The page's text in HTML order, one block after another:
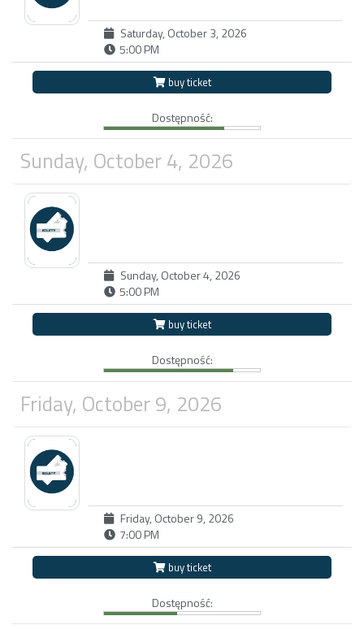
Saturday, October 3, 2026
5:00 PM
buy ticket
Dostępność:
Sunday, October 4, 2026
Sunday, October 4, 2026
5:00 PM
buy ticket
Dostępność:
Friday, October 9, 2026
Friday, October 9, 2026
7:00 PM
buy ticket
Dostępność: